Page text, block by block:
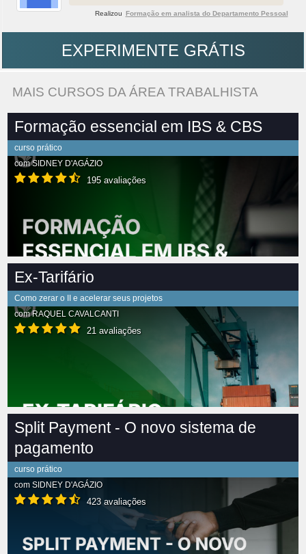
Realizou Formação em analista do Departamento Pessoal
EXPERIMENTE GRÁTIS
MAIS CURSOS DA ÁREA TRABALHISTA
Formação essencial em IBS & CBS
curso prático
comSIDNEY D'AGÁZIO
195 avaliações
Ex-Tarifário
Como zerar o II e acelerar seus projetos
comRAQUEL CAVALCANTI
21 avaliações
Split Payment - O novo sistema de
pagamento
curso prático
com SIDNEY D'AGÁZIO
423 avaliações